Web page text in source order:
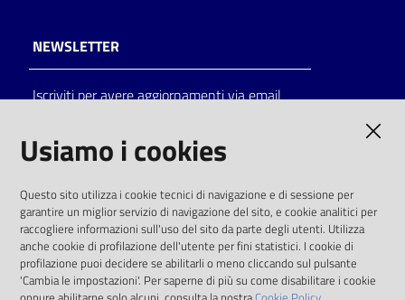
NEWSLETTER
Iscriviti per avere aggiornamenti via email
solo alle condizioni previste dalla direttiva
comunitaria 2003/98/CE e dal d.lgs. 36/2006
SOCIAL
Usiamo i cookies
Questo sito utilizza i cookie tecnici di navigazione e di sessione per
garantire un miglior servizio di navigazione del sito, e cookie analitici per
raccogliere informazioni sull'uso del sito da parte degli utenti. Utilizza
anche cookie di profilazione dell'utente per fini statistici. I cookie di
profilazione puoi decidere se abilitarli o meno cliccando sul pulsante
'Cambia le impostazioni'. Per saperne di più su come disabilitare i cookie